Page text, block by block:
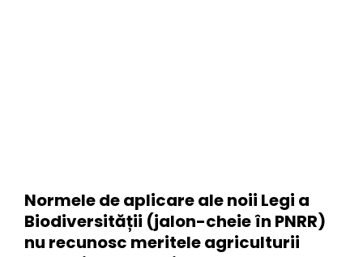
Normele de aplicare ale noii Legi a
Biodiversității (jalon-cheie în PNRR)
nu recunosc meritele agriculturii